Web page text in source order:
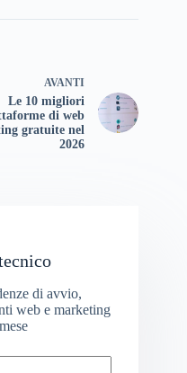
AVANTI
Le 10 migliori
di web
gratuite nel
2026
di avvio,
web e marketing